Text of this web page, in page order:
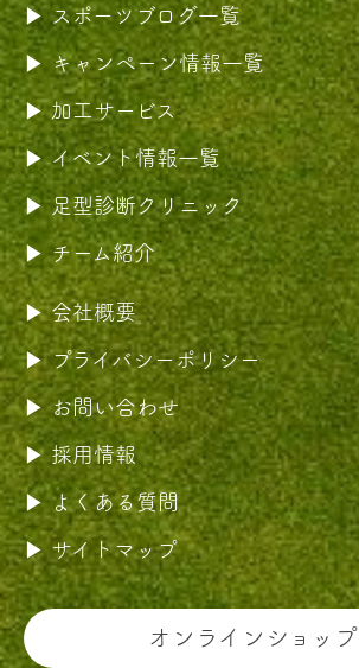
スポーツブログ一覧
キャンペーン情報一覧
加工サービス
イベント情報一覧
足型診断クリニック
チーム紹介
会社概要
プライバシーポリシー
お問い合わせ
採用情報
よくある質問
サイトマップ
オンラインショップ